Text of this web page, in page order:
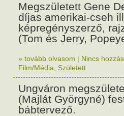
Megszületett Gene
díjas amerikai-cseh
képregényszerző,
(Tom és Jerry,
» tovább olvasom | Nincs
Film/Média Született
Ungváron
(Majlát Györgyné)
bábtervező.